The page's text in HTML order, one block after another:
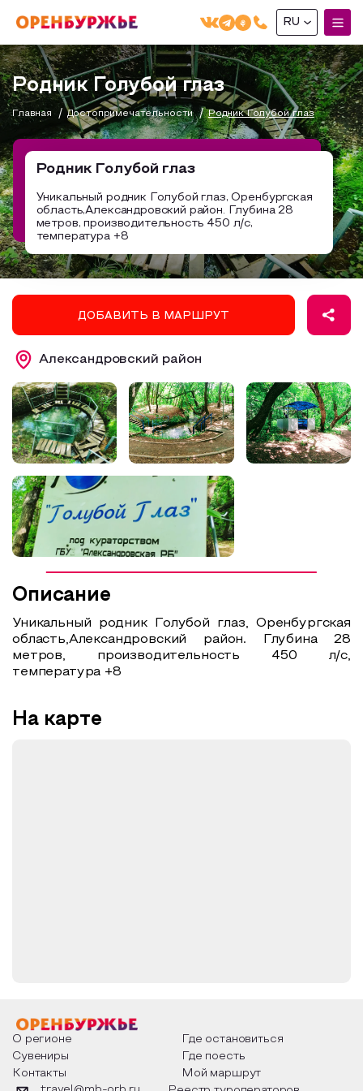
О РЕГИОНЕ
О регионе
Бузулук и Бузулукский район
Соль-Илецкий район
Саракташский район
МОЙ МАРШРУТ
Маршруты от туроператоров
Промышленный туризм
Пешеходный туризм
Автотуризм
Образовательный туризм
Аттестованные экскурсоводы
Маршруты от экскурсоводов
Доступная среда
ГДЕ ПОЕСТЬ
ГДЕ ОСТАНОВИТЬСЯ
СУВЕНИРЫ
RU
English(EN)
Русский(RU)
Родник Голубой глаз
Главная Достопримечательности Родник Голубой глаз
Родник Голубой глаз
Уникальный родник Голубой глаз, Оренбургская
область,Александровский район. Глубина 28
метров, производительность 450 л/с,
температура +8
ДОБАВИТЬ В МАРШРУТ
Александровский район
Описание
Уникальный родник Голубой глаз, Оренбургская
область,Александровский район. Глубина 28
метров, производительность 450 л/с,
температура +8
На карте
О регионе
Где остановиться
Сувениры
Где поесть
Контакты
Мой маршрут